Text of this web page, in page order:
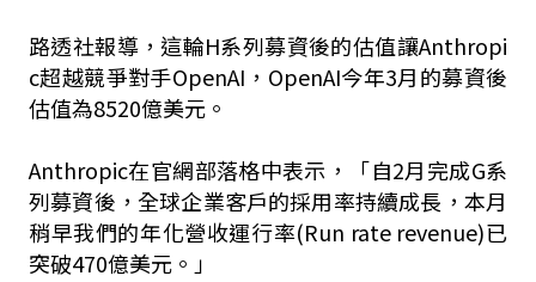
路透社報導，這輪H系列募資後的估值讓Anthropi
c超越競爭對手OpenAI，OpenAI今年3月的募資後
估值為8520億美元。
Anthropic在官網部落格中表示，「自2月完成G系
列募資後，全球企業客戶的採用率持續成長，本月
稍早我們的年化營收運行率(Run rate revenue)已
突破470億美元。」